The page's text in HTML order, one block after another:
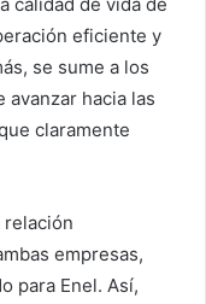
eficiente y
se sume a los
avanzar hacia las
claramente
relación
empresas,
para Enel. Así,